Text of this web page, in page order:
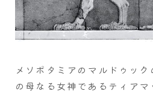
メソポタミアのマルドゥッ
の母なる女神であるティアマ